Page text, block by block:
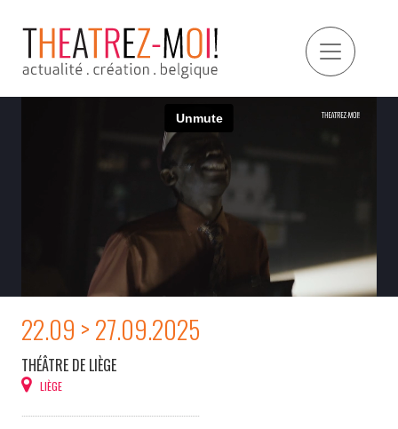
22.09 > 27.09.2025
THÉÂTRE DE LIÈGE
LIÈGE